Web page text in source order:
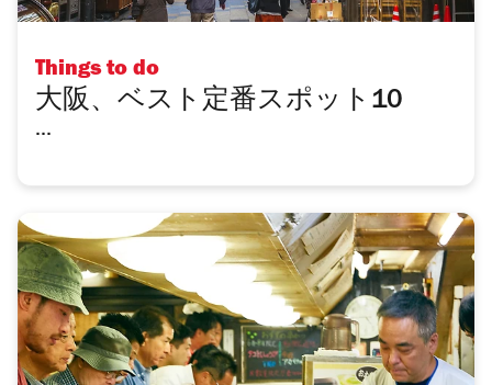
Things to do
大阪、ベスト定番スポット10
...